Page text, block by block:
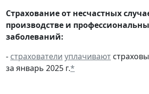
Страхование от несчастных
производстве и
заболеваний:
- страхователи уплачивают
за январь 2025 г.*